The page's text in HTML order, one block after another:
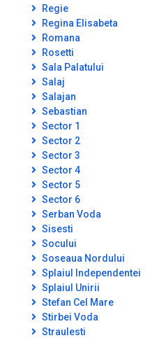
Regie
Regina Elisabeta
Romana
Rosetti
Sala Palatului
Salaj
Salajan
Sebastian
Sector 1
Sector 2
Sector 3
Sector 4
Sector 5
Sector 6
Serban Voda
Sisesti
Socului
Soseaua Nordului
Splaiul Independentei
Splaiul Unirii
Stefan Cel Mare
Stirbei Voda
Straulesti